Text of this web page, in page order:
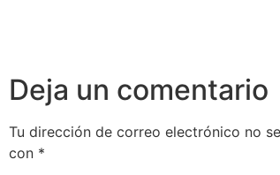
Deja un comentario
Tu dirección de correo electrónico no
con *